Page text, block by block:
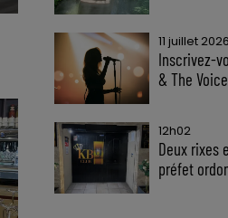
11 juillet 2026
Inscrivez-
& The
12h02
Deux rixes
préfet